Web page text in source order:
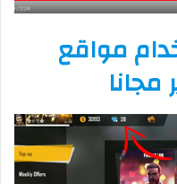
مواقع